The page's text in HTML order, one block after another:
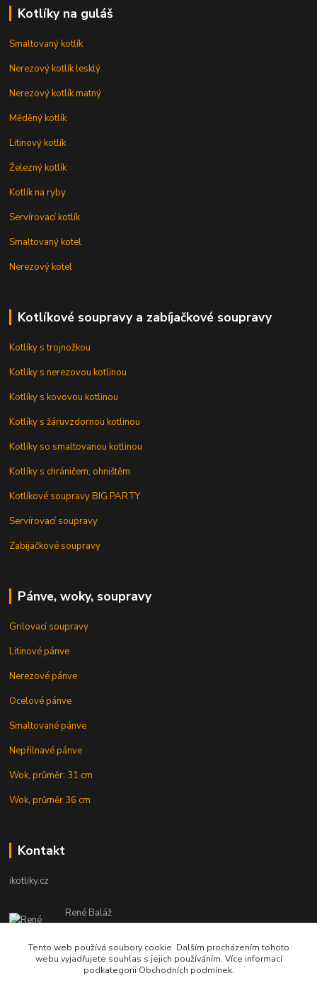
Kotlíky na guláš
Smaltovaný kotlík
Nerezový kotlík lesklý
Nerezový kotlík matný
Měděný kotlík
Litinový kotlík
Železný kotlík
Kotlík na ryby
Servírovací kotlík
Smaltovaný kotel
Nerezový kotel
Kotlíkové soupravy a zabíjačkové soupravy
Kotlíky s trojnožkou
Kotlíky s nerezovou kotlinou
Kotlíky s kovovou kotlinou
Kotlíky s žáruvzdornou kotlinou
Kotlíky so smaltovanou kotlinou
Kotlíky s chráničem, ohništěm
Kotlíkové soupravy BIG PARTY
Servírovací soupravy
Zabijačkové soupravy
Pánve, woky, soupravy
Grilovací soupravy
Litinové pánve
Nerezové pánve
Ocelové pánve
Smaltované pánve
Nepřilnavé pánve
Wok, průměr: 31 cm
Wok, průměr 36 cm
Kontakt
ikotliky.cz
René Baláž
Eshop: +421 902 212 007
od 8:00 - do 16:00 hod
info@ikotliky.cz
Tento web používá soubory cookie. Dalším procházením tohoto
webu vyjadřujete souhlas s jejich používáním. Více informací
podkategorii Obchodních podmínek.